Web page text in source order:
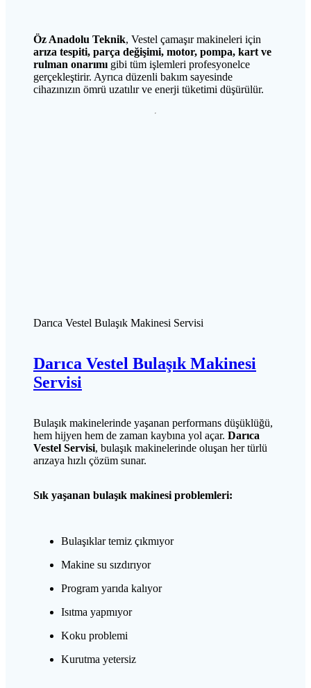
Öz Anadolu Teknik, Vestel çamaşır makineleri için
arıza tespiti, parça değişimi, motor, pompa, kart ve
rulman onarımı gibi tüm işlemleri profesyonelce
gerçekleştirir. Ayrıca düzenli bakım sayesinde
cihazınızın ömrü uzatılır ve enerji tüketimi düşürülür.
Darıca Vestel Bulaşık Makinesi Servisi
Darıca Vestel Bulaşık Makinesi
Servisi
Bulaşık makinelerinde yaşanan performans düşüklüğü,
hem hijyen hem de zaman kaybına yol açar. Darıca
Vestel Servisi, bulaşık makinelerinde oluşan her türlü
arızaya hızlı çözüm sunar.
Sık yaşanan bulaşık makinesi problemleri:
Bulaşıklar temiz çıkmıyor
Makine su sızdırıyor
Program yarıda kalıyor
Isıtma yapmıyor
Koku problemi
Kurutma yetersiz